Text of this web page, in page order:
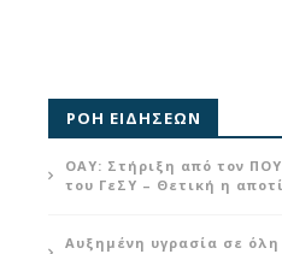
ΡΟΗ ΕΙΔΗΣΕΩΝ
ΟΑΥ: Στήριξη από τον ΠΟΥ
του ΓεΣΥ – Θετική η
Αυξημένη υγρασία σε